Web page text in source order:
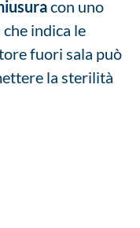
con uno
che indica le
fuori sala può
la sterilità